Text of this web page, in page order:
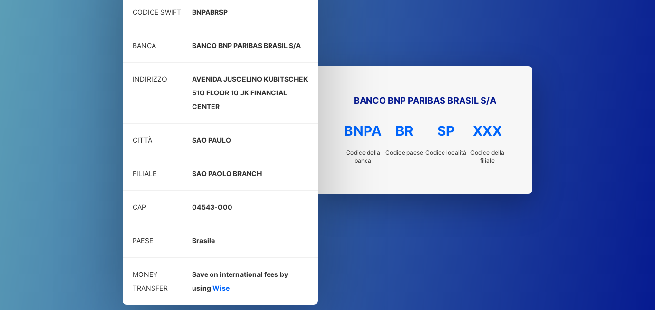
CODICE SWIFT BNPABRSP
BANCA BANCO BNP PARIBAS BRASIL S/A
INDIRIZZO
AVENIDA JUSCELINO KUBITSCHEK
510 FLOOR 10 JK FINANCIAL
CENTER
CITTÀ SAO PAULO
FILIALE SAO PAOLO BRANCH
CAP 04543-000
PAESE Brasile
MONEY
TRANSFER
Save on international fees by
using Wise
BANCO BNP PARIBAS BRASIL S/A
BNPA
Codice della
banca
BR
Codice paese
SP
Codice località
XXX
Codice della
filiale